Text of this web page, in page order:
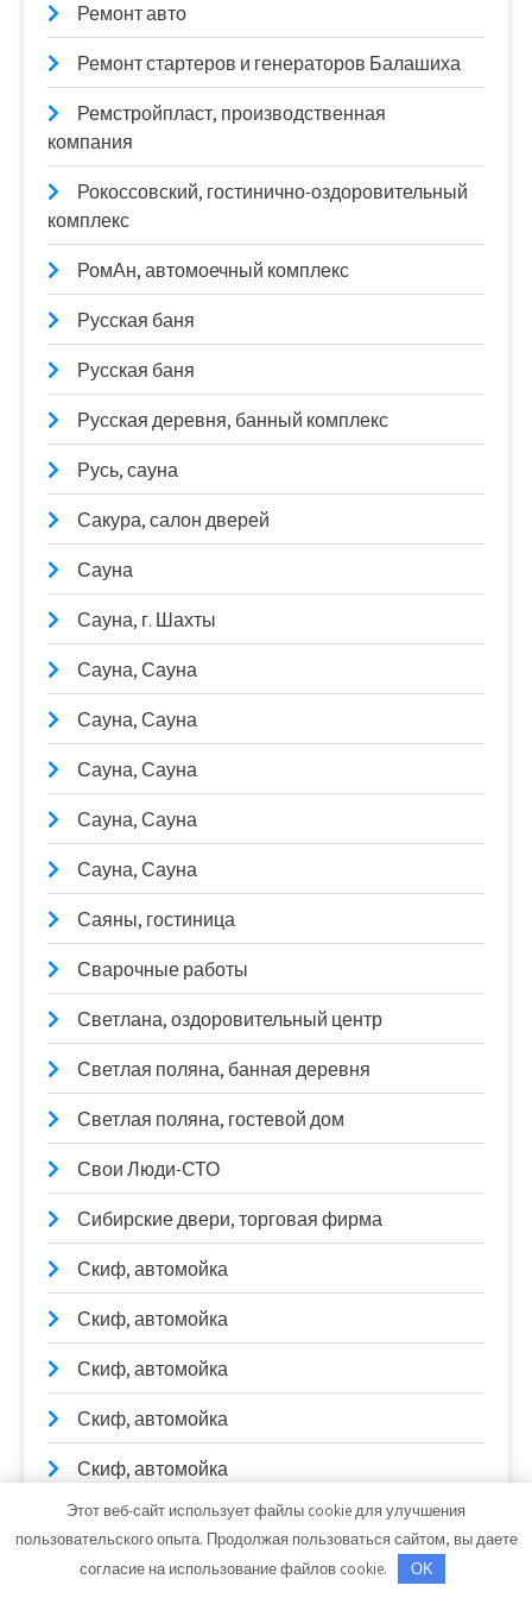
Ремонт авто
Ремонт стартеров и генераторов Балашиха
Ремстройпласт, производственная
компания
Рокоссовский, гостинично-оздоровительный
комплекс
РомАн, автомоечный комплекс
Русская баня
Русская баня
Русская деревня, банный комплекс
Русь, сауна
Сакура, салон дверей
Сауна
Сауна, г. Шахты
Сауна, Сауна
Сауна, Сауна
Сауна, Сауна
Сауна, Сауна
Сауна, Сауна
Саяны, гостиница
Сварочные работы
Светлана, оздоровительный центр
Светлая поляна, банная деревня
Светлая поляна, гостевой дом
Свои Люди-СТО
Сибирские двери, торговая фирма
Скиф, автомойка
Скиф, автомойка
Скиф, автомойка
Скиф, автомойка
Скиф, автомойка
Скиф, автомойка
Солексавто-Сибирь, официальный дилер
Этот веб-сайт использует файлы cookie для улучшения
пользовательского опыта. Продолжая пользоваться сайтом, вы даете
согласие на использование файлов cookie.
OK